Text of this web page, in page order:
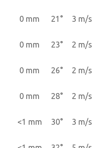
0 mm 21° 3 m/s
0 mm 23° 2 m/s
0 mm 26° 2 m/s
0 mm 28° 2 m/s
<1 mm 30° 3 m/s